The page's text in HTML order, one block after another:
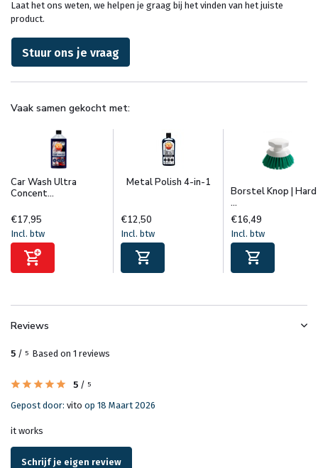
Laat het ons weten, we helpen je graag bij het vinden van het juiste
product.
Stuur ons je vraag
Vaak samen gekocht met:
Car Wash Ultra
Concent...
€17,95
Incl. btw
Metal Polish 4-in-1
€12,50
Incl. btw
Borstel Knop | Hard
...
€16,49
Incl. btw
Reviews
5 / 5 Based on 1 reviews
5 / 5
Gepost door: vito op 18 Maart 2026
it works
Schrijf je eigen review